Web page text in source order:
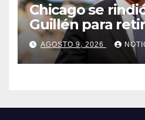
Chicago se
Guillén para
número
AGOSTO 9, 2026